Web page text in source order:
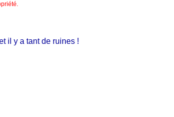
il y a tant de ruines !